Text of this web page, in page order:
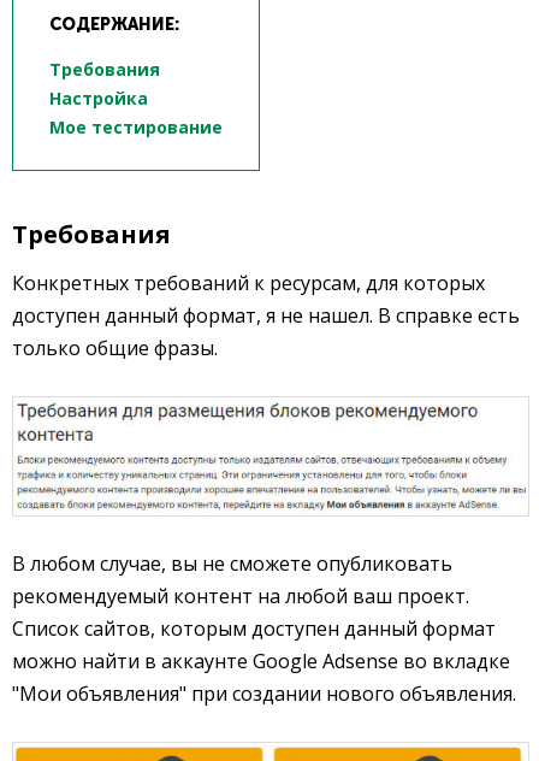
СОДЕРЖАНИЕ:
Требования
Настройка
Мое тестирование
Требования
Конкретных требований к ресурсам, для которых
доступен данный формат, я не нашел. В справке есть
только общие фразы.
В любом случае, вы не сможете опубликовать
рекомендуемый контент на любой ваш проект.
Список сайтов, которым доступен данный формат
можно найти в аккаунте Google Adsense во вкладке
"Мои объявления" при создании нового объявления.